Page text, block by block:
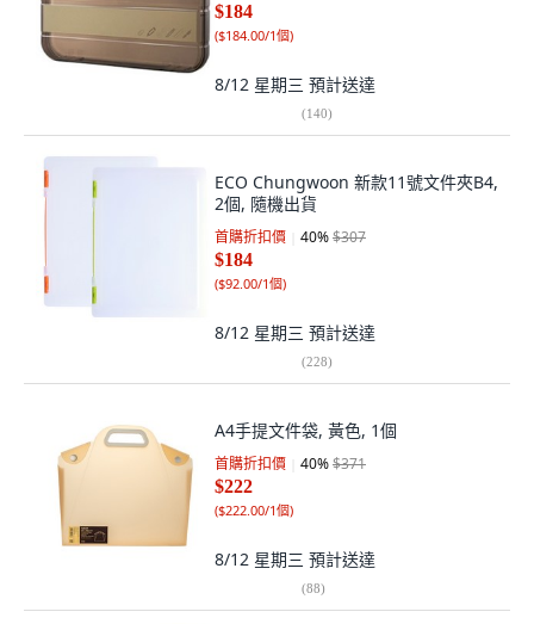
$184
($184.00/1個)
8/12 星期三 預計送達
(140)
ECO Chungwoon 新款11號文件夾B4,
2個, 隨機出貨
首購折扣價 40%$307
$184
($92.00/1個)
8/12 星期三 預計送達
(228)
A4手提文件袋, 黃色, 1個
首購折扣價 40%$371
$222
($222.00/1個)
8/12 星期三 預計送達
(88)